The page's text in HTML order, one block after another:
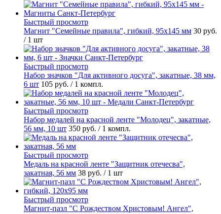
Быстрый просмотр
Магнит "Семейные правила", гибкий, 95х145 мм 30 руб.
/ 1 шт
Быстрый просмотр
Набор значков "Для активного досуга", закатные, 38 мм,
6 шт 105 руб. / 1 компл.
Быстрый просмотр
Набор медалей на красной ленте "Молодец", закатные,
56 мм, 10 шт 350 руб. / 1 компл.
Быстрый просмотр
Медаль на красной ленте "Защитник отечесва",
закатная, 56 мм 38 руб. / 1 шт
Быстрый просмотр
Магнит-пазл "С Рождеством Христовым! Ангел",